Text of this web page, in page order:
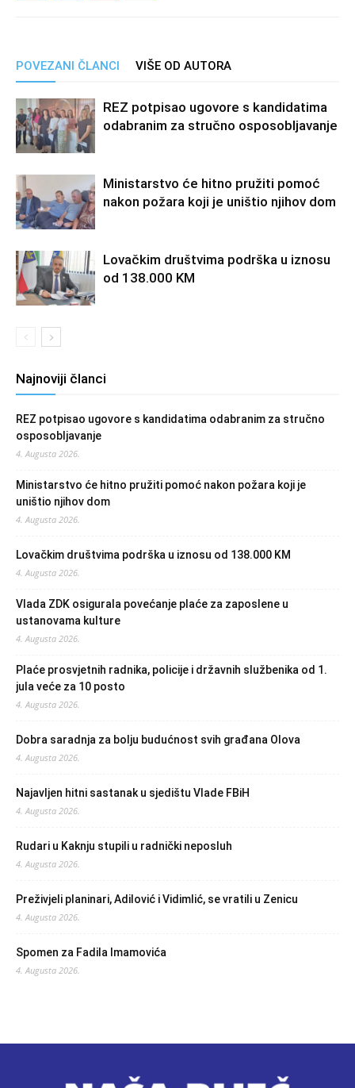
POVEZANI ČLANCI VIŠE OD AUTORA
REZ potpisao ugovore s kandidatima
odabranim za stručno osposobljavanje
Ministarstvo će hitno pružiti pomoć
nakon požara koji je uništio njihov dom
Lovačkim društvima podrška u iznosu
od 138.000 KM
Najnoviji članci
REZ potpisao ugovore s kandidatima odabranim za stručno
osposobljavanje
4. Augusta 2026.
Ministarstvo će hitno pružiti pomoć nakon požara koji je
uništio njihov dom
4. Augusta 2026.
Lovačkim društvima podrška u iznosu od 138.000 KM
4. Augusta 2026.
Vlada ZDK osigurala povećanje plaće za zaposlene u
ustanovama kulture
4. Augusta 2026.
Plaće prosvjetnih radnika, policije i državnih službenika od 1.
jula veće za 10 posto
4. Augusta 2026.
Dobra saradnja za bolju budućnost svih građana Olova
4. Augusta 2026.
Najavljen hitni sastanak u sjedištu Vlade FBiH
4. Augusta 2026.
Rudari u Kaknju stupili u radnički neposluh
4. Augusta 2026.
Preživjeli planinari, Adilović i Vidimlić, se vratili u Zenicu
4. Augusta 2026.
Spomen za Fadila Imamovića
4. Augusta 2026.